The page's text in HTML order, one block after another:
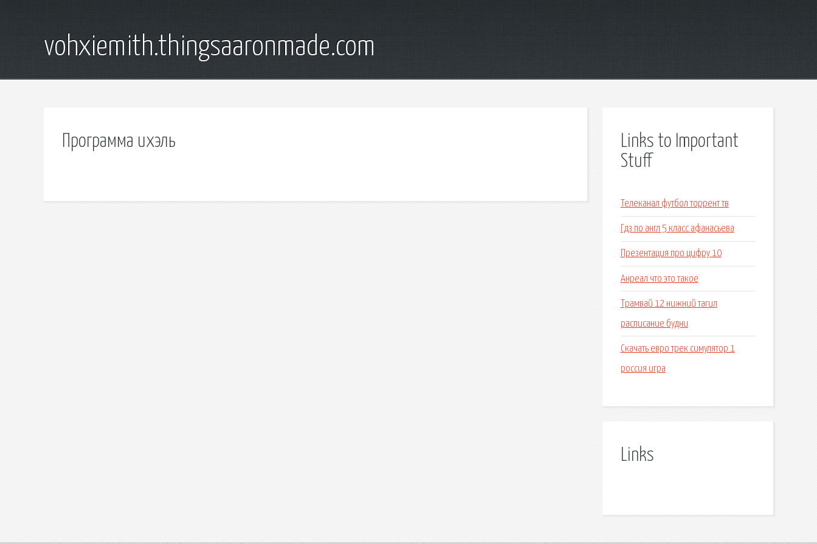
vohxiemith.thingsaaronmade.com
Программа ихэль
Links to Important
Stuff
Телеканал футбол торрент тв
Гдз по англ 5 класс афанасьева
Презентация про цифру 10
Анреал что это такое
Трамвай 12 нижний тагил
расписание будни
Скачать евро трек симулятор 1
россия игра
Links